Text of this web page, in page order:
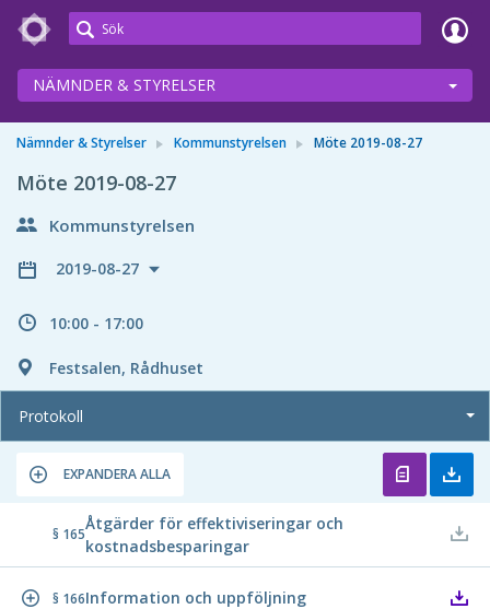
Meetings+
NÄMNDER & STYRELSER
Nämnder & Styrelser Kommunstyrelsen Möte 2019-08-27
Möte 2019-08-27
Kommunstyrelsen
2019-08-27
10:00 - 17:00
Festsalen, Rådhuset
Protokoll
EXPANDERA ALLA
§ 165
Åtgärder för effektiviseringar och
kostnadsbesparingar
§ 166Information och uppföljning